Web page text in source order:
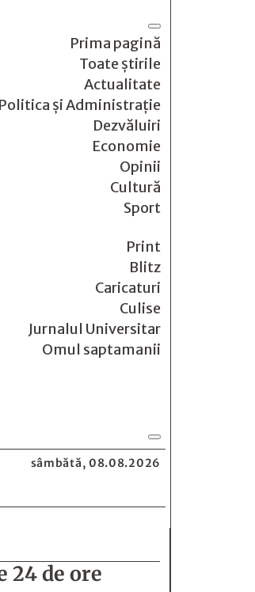
Prima pagină
Toate știrile
Actualitate
Politica și Administrație
Dezvăluiri
Economie
Opinii
Cultură
Sport
Print
Blitz
Caricaturi
Culise
Jurnalul Universitar
Omul saptamanii
sâmbătă, 08.08.2026
24 de ore